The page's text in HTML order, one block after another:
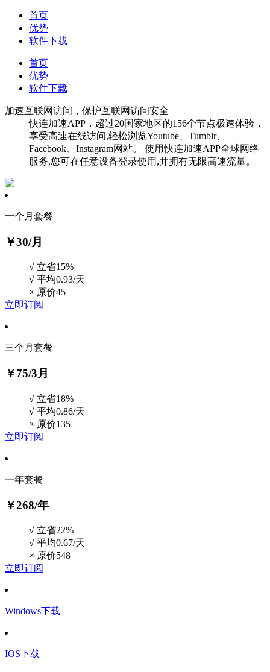
首页
优势
软件下载
首页
优势
软件下载
加速互联网访问，保护互联网访问安全
快连加速APP，超过20国家地区的156个节点极速体验，
享受高速在线访问,轻松浏览Youtube、Tumblr、
Facebook、Instagram网站。 使用快连加速APP全球网络
服务,您可在任意设备登录使用,并拥有无限高速流量。
一个月套餐
￥30/月
√ 立省15%
√ 平均0.93/天
× 原价45
立即订阅
三个月套餐
￥75/3月
√ 立省18%
√ 平均0.86/天
× 原价135
立即订阅
一年套餐
￥268/年
√ 立省22%
√ 平均0.67/天
× 原价548
立即订阅
Windows下载
IOS下载